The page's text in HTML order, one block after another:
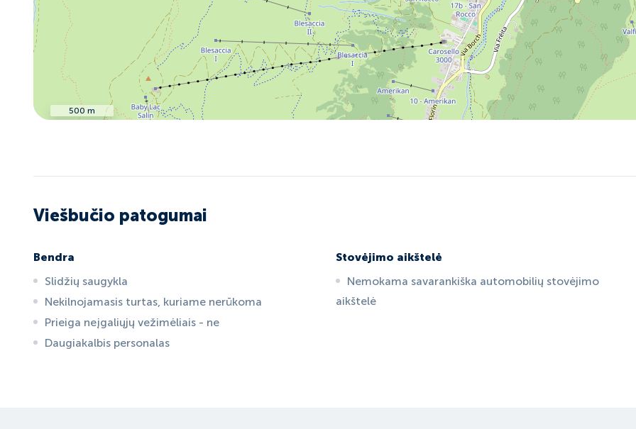
500 m
Viešbučio patogumai
Bendra
Slidžių saugykla
Nekilnojamasis turtas, kuriame nerūkoma
Prieiga neįgaliųjų vežimėliais - ne
Daugiakalbis personalas
Stovėjimo aikštelė
Nemokama savarankiška automobilių stovėjimo
aikštelė